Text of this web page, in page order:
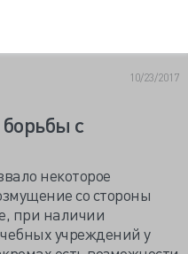
10/23/2017
с
некоторое
со стороны
при наличии
учреждений у